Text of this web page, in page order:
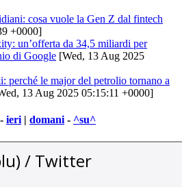
cosa vuole la Gen Z dal fintech
+0000]
un’offerta da 34,5 miliardi per
di Google [Wed, 13 Aug 2025
perché le major del petrolio tornano a
13 Aug 2025 05:15:11 +0000]
ieri | domani - ^su^